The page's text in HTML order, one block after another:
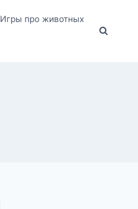
Игры про животных